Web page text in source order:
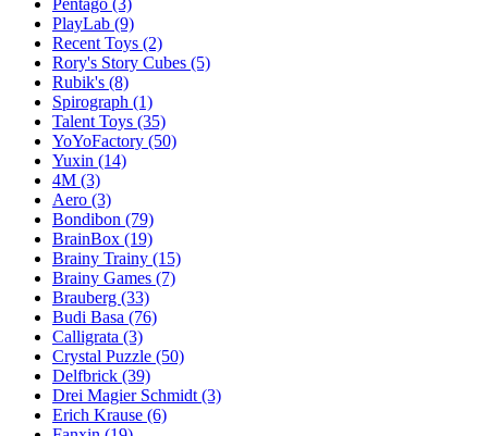
Pentago (3)
PlayLab (9)
Recent Toys (2)
Rory's Story Cubes (5)
Rubik's (8)
Spirograph (1)
Talent Toys (35)
YoYoFactory (50)
Yuxin (14)
4M (3)
Aero (3)
Bondibon (79)
BrainBox (19)
Brainy Trainy (15)
Brainy Games (7)
Brauberg (33)
Budi Basa (76)
Calligrata (3)
Crystal Puzzle (50)
Delfbrick (39)
Drei Magier Schmidt (3)
Erich Krause (6)